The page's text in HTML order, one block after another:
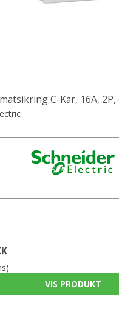
C-Kar, 16A, 2P,
VIS PRODUKT